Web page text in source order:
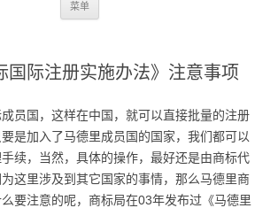
菜单
国际注册实施办法》注意事项
员国，这样在中国，就可以直接批量的注册
是加入了马德里成员国的国家，我们都可以
续，当然，具体的操作，最好还是由商标代
这里涉及到其它国家的事情，那么马德里商
要注意的呢，商标局在03年发布过《马德里